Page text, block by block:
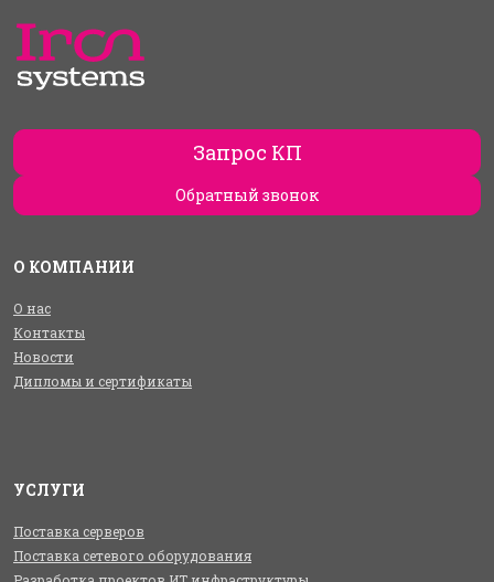
Запрос КП
Обратный звонок
О КОМПАНИИ
О нас
Контакты
Новости
Дипломы и сертификаты
УСЛУГИ
Поставка серверов
Поставка сетевого оборудования